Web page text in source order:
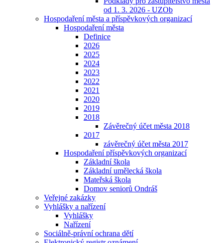
od 1. 3. 2026 - UZOb
Hospodaření města a příspěvkových organizací
Hospodaření města
Definice
2026
2025
2024
2023
2022
2021
2020
2019
2018
Závěrečný účet města 2018
2017
závěrečný účet města 2017
Hospodaření příspěvkových organizací
Základní škola
Základní umělecká škola
Mateřská škola
Domov seniorů Ondráš
Veřejné zakázky
Vyhlášky a nařízení
Vyhlášky
Nařízení
Sociálně-právní ochrana dětí